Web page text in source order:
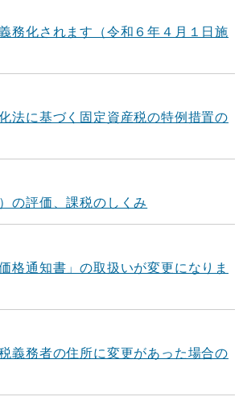
務化されます（令和６年４月１日施
法に基づく固定資産税の特例措置の
の評価、課税のしくみ
格通知書」の取扱いが変更になりま
義務者の住所に変更があった場合の